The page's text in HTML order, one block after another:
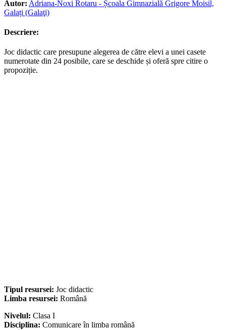
Autor: Adriana-Noxi Rotaru - Școala Gimnazială Grigore Moisil,
Galați (Galaţi)
Descriere:
Joc didactic care presupune alegerea de către elevi a unei casete
numerotate din 24 posibile, care se deschide și oferă spre citire o
propoziție.
Tipul resursei: Joc didactic
Limba resursei: Română
Nivelul: Clasa I
Disciplina: Comunicare în limba română